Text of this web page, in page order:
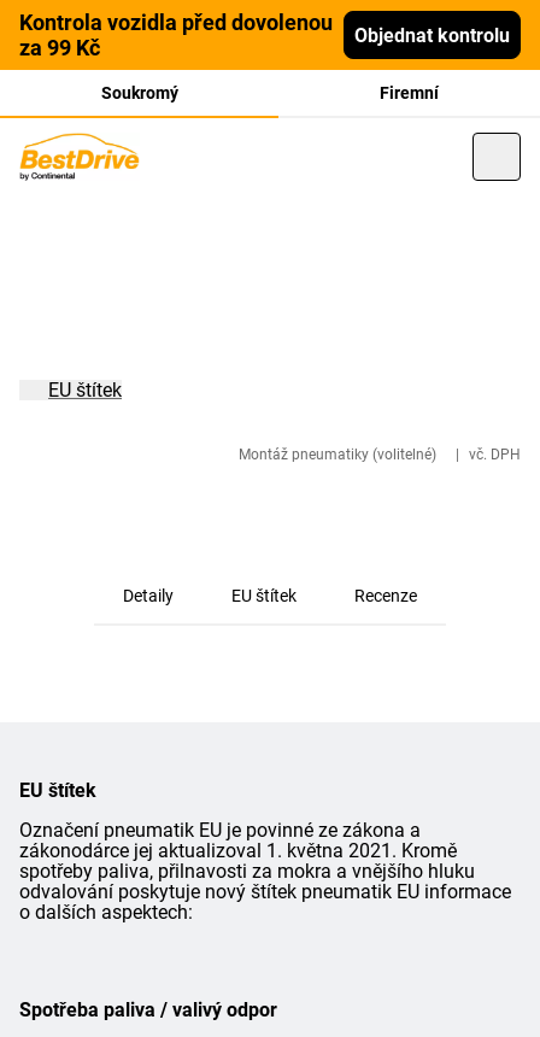
Kontrola vozidla před dovolenou
za 99 Kč
Objednat kontrolu
Soukromý Firemní
Montáž pneumatiky (volitelné) vč. DPH
EU štítek
Detaily EU štítek Recenze
EU štítek
Označení pneumatik EU je povinné ze zákona a
zákonodárce jej aktualizoval 1. května 2021. Kromě
spotřeby paliva, přilnavosti za mokra a vnějšího hluku
odvalování poskytuje nový štítek pneumatik EU informace
o dalších aspektech:
Spotřeba paliva / valivý odpor